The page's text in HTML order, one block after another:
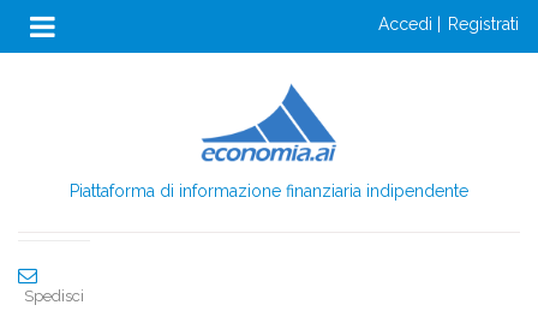
SaltaAnon
Menu
accedi registrati
Piattaforma di informazione finanziaria indipendente
Condividi
Spedisci